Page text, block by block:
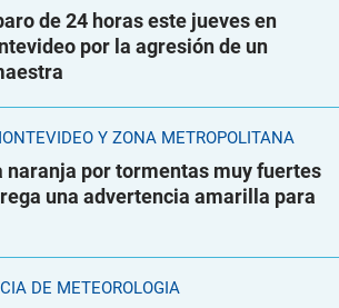
de 24 horas este jueves en
por la agresión de un
Y ZONA METROPOLITANA
naranja por tormentas muy fuertes
una advertencia amarilla para
DE METEOROLOGÍA